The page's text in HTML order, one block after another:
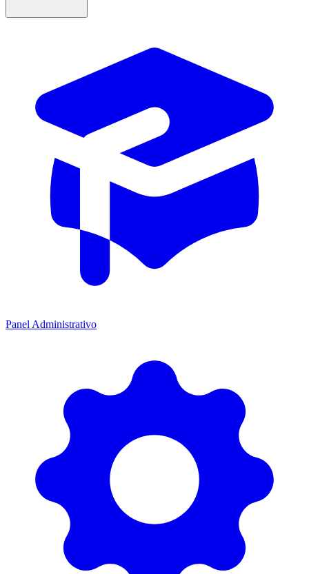
Panel Administrativo